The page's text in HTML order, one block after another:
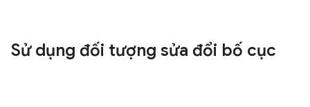
Sử dụng đối tượng sửa đổi bố cục